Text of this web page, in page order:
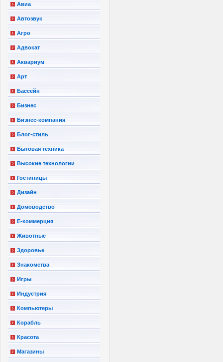
Авиа
Автозвук
Агро
Адвокат
Аквариум
Арт
Бассейн
Бизнес
Бизнес-компания
Блог-стиль
Бытовая техника
Высокие технологии
Гостиницы
Дизайн
Домоводство
Е-коммерция
Животные
Здоровье
Знакомства
Игры
Индустрия
Компьютеры
Корабль
Красота
Магазины